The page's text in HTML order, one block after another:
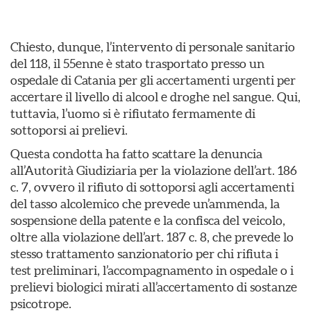
Chiesto, dunque, l’intervento di personale sanitario
del 118, il 55enne è stato trasportato presso un
ospedale di Catania per gli accertamenti urgenti per
accertare il livello di alcool e droghe nel sangue. Qui,
tuttavia, l’uomo si è rifiutato fermamente di
sottoporsi ai prelievi.
Questa condotta ha fatto scattare la denuncia
all’Autorità Giudiziaria per la violazione dell’art. 186
c. 7, ovvero il rifiuto di sottoporsi agli accertamenti
del tasso alcolemico che prevede un’ammenda, la
sospensione della patente e la confisca del veicolo,
oltre alla violazione dell’art. 187 c. 8, che prevede lo
stesso trattamento sanzionatorio per chi rifiuta i
test preliminari, l’accompagnamento in ospedale o i
prelievi biologici mirati all’accertamento di sostanze
psicotrope.